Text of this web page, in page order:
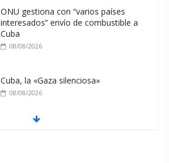
ONU gestiona con “varios países
interesados” envío de combustible a
Cuba
08/08/2026
Cuba, la «Gaza silenciosa»
08/08/2026